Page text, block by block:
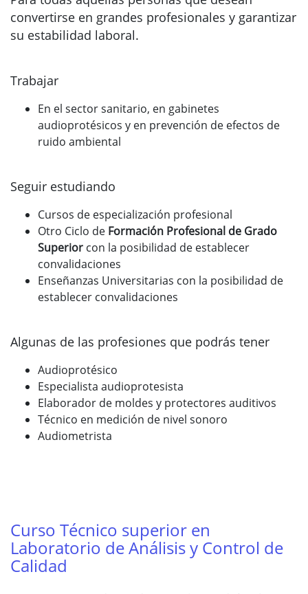
convertirse en grandes profesionales y garantizar
su estabilidad laboral.
Trabajar
En el sector sanitario, en gabinetes
audioprotésicos y en prevención de efectos de
ruido ambiental
Seguir estudiando
Cursos de especialización profesional
Otro Ciclo de Formación Profesional de Grado
Superior con la posibilidad de establecer
convalidaciones
Enseñanzas Universitarias con la posibilidad de
establecer convalidaciones
Algunas de las profesiones que podrás tener
Audioprotésico
Especialista audioprotesista
Elaborador de moldes y protectores auditivos
Técnico en medición de nivel sonoro
Audiometrista
Curso Técnico superior en
Laboratorio de Análisis y Control de
Calidad